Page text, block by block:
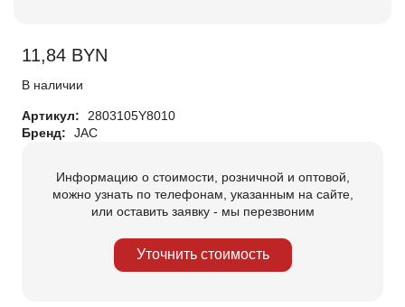
11,84 BYN
В наличии
Артикул:
2803105Y8010
Бренд:
JAC
Информацию о стоимости, розничной и оптовой,
можно узнать по телефонам, указанным на сайте,
или оставить заявку - мы перезвоним
Уточнить стоимость